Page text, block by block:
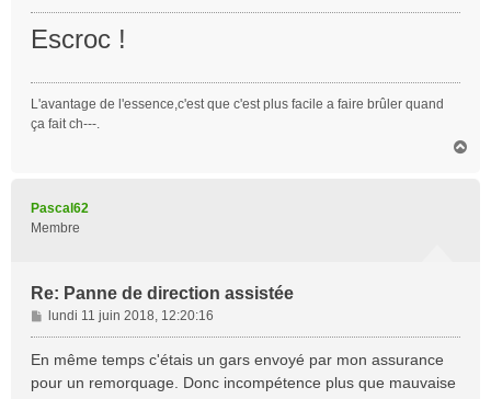
e
s
s
e
Escroc !
L'avantage de l'essence,c'est que c'est plus facile a faire brûler quand
ça fait ch---.
Pascal62
Membre
Re: Panne de direction assistée
M
e
s
lundi 11 juin 2018, 12:20:16
En même temps c'étais un gars envoyé par mon assurance
pour un remorquage. Donc incompétence plus que mauvaise